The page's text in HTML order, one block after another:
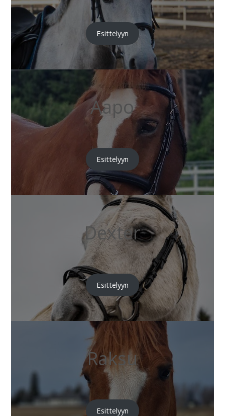
Esittelyyn
Aapo
Esittelyyn
Dexter
Esittelyyn
Raksu
Esittelyyn